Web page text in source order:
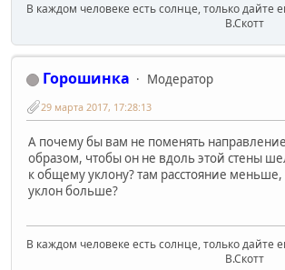
В каждом человеке есть солнце, только дайте
В.Скотт
Горошинка
Модератор
29 марта 2017, 17:28:13
А почему бы вам не поменять
образом, чтобы он не вдоль этой стены
к общему уклону? там расстояние
уклон больше?
В каждом человеке есть солнце, только дайте
В.Скотт